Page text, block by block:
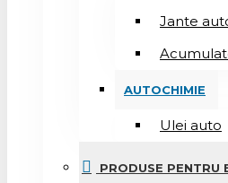
Jante
AUTOCHIMIE
Ulei auto
PRODUSE PENTRU